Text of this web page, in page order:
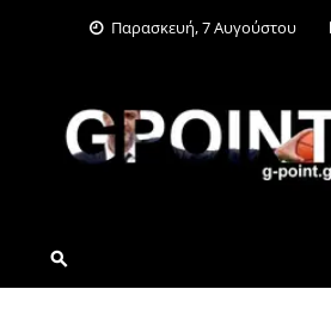
Παρασκευή, 7 Αυγούστου
G-